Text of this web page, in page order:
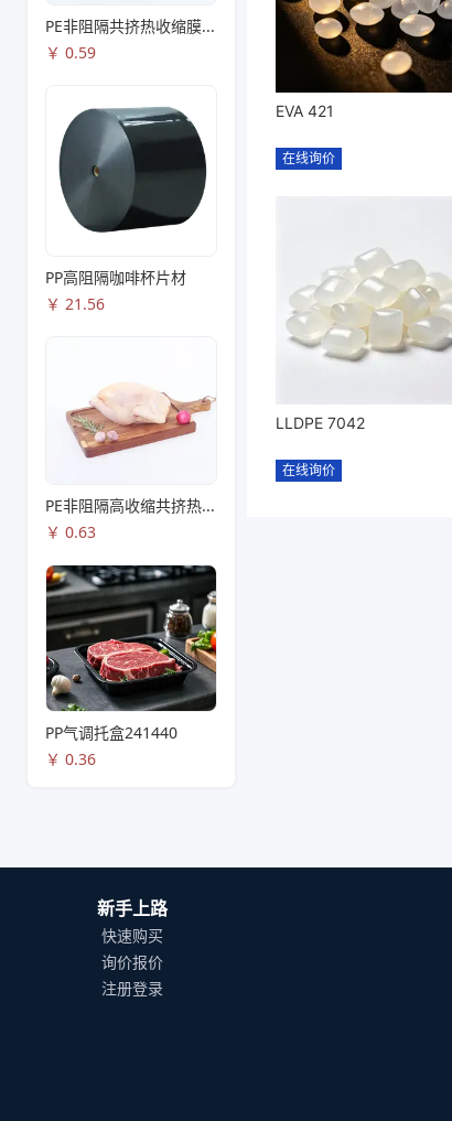
PE非阻隔共挤热收缩膜S53
￥ 0.59
PP高阻隔咖啡杯片材
￥ 21.56
PE非阻隔高收缩共挤热收缩膜S83
￥ 0.63
PP气调托盒241440
￥ 0.36
EVA 421
在线询价
LLDPE 7042
在线询价
新手上路
快速购买
询价报价
注册登录